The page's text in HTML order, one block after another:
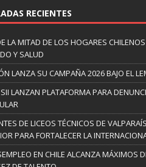
RECIENTES
LA MITAD DE LOS HOGARES
Y SALUD
LANZA SU CAMPAÑA 2026 BAJO EL
LANZAN PLATAFORMA PARA
DE LICEOS TÉCNICOS DE
PARA FORTALECER LA
EN CHILE ALCANZA MÁXIMOS